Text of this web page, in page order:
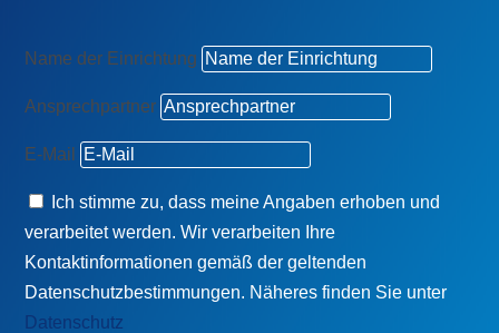
Name der Einrichtung
Ansprechpartner
E-Mail
Ich stimme zu, dass meine Angaben erhoben und
verarbeitet werden. Wir verarbeiten Ihre
Kontaktinformationen gemäß der geltenden
Datenschutzbestimmungen. Näheres finden Sie unter
Datenschutz